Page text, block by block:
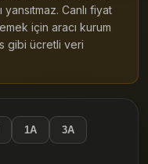
Canlı fiyat
için aracı kurum
gibi ücretli veri
1A 3A